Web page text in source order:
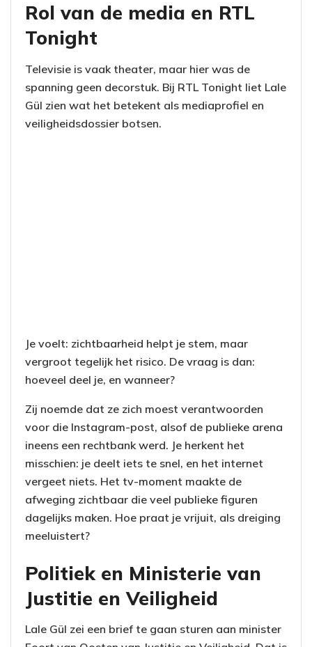
Rol van de media en RTL
Tonight
Televisie is vaak theater, maar hier was de
spanning geen decorstuk. Bij RTL Tonight liet Lale
Gül zien wat het betekent als mediaprofiel en
veiligheidsdossier botsen.
Je voelt: zichtbaarheid helpt je stem, maar
vergroot tegelijk het risico. De vraag is dan:
hoeveel deel je, en wanneer?
Zij noemde dat ze zich moest verantwoorden
voor die Instagram-post, alsof de publieke arena
ineens een rechtbank werd. Je herkent het
misschien: je deelt iets te snel, en het internet
vergeet niets. Het tv-moment maakte de
afweging zichtbaar die veel publieke figuren
dagelijks maken. Hoe praat je vrijuit, als dreiging
meeluistert?
Politiek en Ministerie van
Justitie en Veiligheid
Lale Gül zei een brief te gaan sturen aan minister